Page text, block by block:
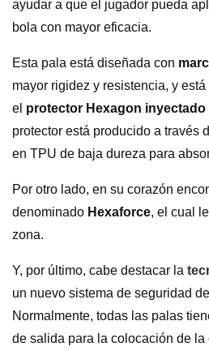
ayudar a que el jugador pueda
bola con mayor eficacia.
Esta pala está diseñada con
mayor rigidez y resistencia, y
el protector Hexagon
protector está producido a través
en TPU de baja dureza para
Por otro lado, en su corazón
denominado Hexaforce, el cual
zona.
Y, por último, cabe destacar la
un nuevo sistema de seguridad
Normalmente, todas las palas
de salida para la colocación de la